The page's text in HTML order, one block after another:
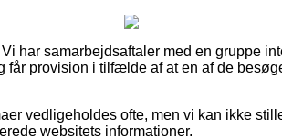
har samarbejdsaftaler med en gruppe
får provision i tilfælde af at en af de
vedligeholdes ofte, men vi kan ikke
websitets informationer.